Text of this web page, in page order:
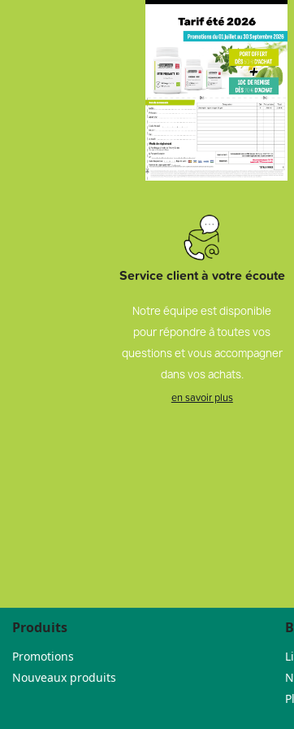
Service client à votre écoute
Notre équipe est disponible
pour répondre à toutes vos
questions et vous accompagner
dans vos achats.
en savoir plus
Produits
Promotions
Nouveaux produits